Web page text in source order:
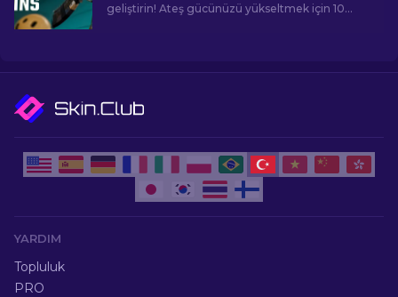
geliştirin! Ateş gücünüzü yükseltmek için 10
YARDIM
Topluluk
PRO